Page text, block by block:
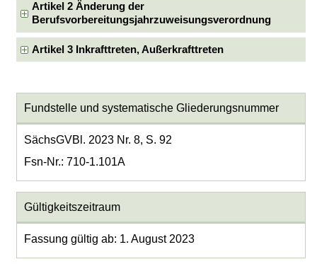
Artikel 2 Änderung der
Berufsvorbereitungsjahrzuweisungsverordnung
Artikel 3 Inkrafttreten, Außerkrafttreten
Fundstelle und systematische Gliederungsnummer
SächsGVBl. 2023 Nr. 8, S. 92
Fsn-Nr.: 710-1.101A
Gültigkeitszeitraum
Fassung gültig ab: 1. August 2023